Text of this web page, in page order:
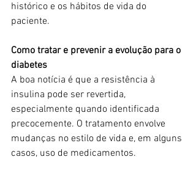
histórico e os hábitos de vida do
paciente.
Como tratar e prevenir a evolução para o
diabetes
A boa notícia é que a resistência à
insulina pode ser revertida,
especialmente quando identificada
precocemente. O tratamento envolve
mudanças no estilo de vida e, em alguns
casos, uso de medicamentos.